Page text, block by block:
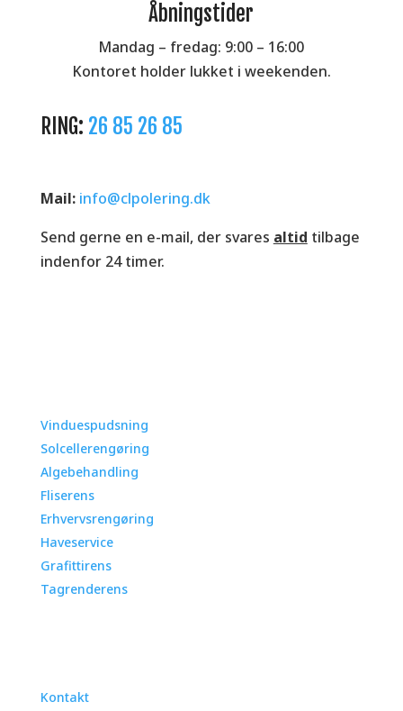
Åbningstider
Mandag – fredag: 9:00 – 16:00
Kontoret holder lukket i weekenden.
RING: 26 85 26 85
Mail: info@clpolering.dk
Send gerne en e-mail, der svares altid tilbage
indenfor 24 timer.
Vinduespudsning
Solcellerengøring
Algebehandling
Fliserens
Erhvervsrengøring
Haveservice
Grafittirens
Tagrenderens
Kontakt